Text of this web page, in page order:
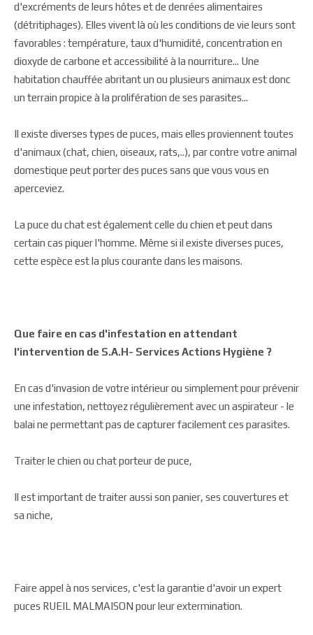
d'excréments de leurs hôtes et de denrées alimentaires
(détritiphages). Elles vivent là où les conditions de vie leurs sont
favorables : température, taux d'humidité, concentration en
dioxyde de carbone et accessibilité à la nourriture... Une
habitation chauffée abritant un ou plusieurs animaux est donc
un terrain propice à la prolifération de ses parasites...
Il existe diverses types de puces, mais elles proviennent toutes
d'animaux (chat, chien, oiseaux, rats,..), par contre votre animal
domestique peut porter des puces sans que vous vous en
aperceviez.
La puce du chat est également celle du chien et peut dans
certain cas piquer l'homme. Même si il existe diverses puces,
cette espèce est la plus courante dans les maisons.
Que faire en cas d'infestation en attendant
l'intervention de S.A.H- Services Actions Hygiène ?
En cas d'invasion de votre intérieur ou simplement pour prévenir
une infestation, nettoyez régulièrement avec un aspirateur - le
balai ne permettant pas de capturer facilement ces parasites.
Traiter le chien ou chat porteur de puce,
Il est important de traiter aussi son panier, ses couvertures et
sa niche,
Faire appel à nos services, c'est la garantie d'avoir un expert
puces RUEIL MALMAISON pour leur extermination.